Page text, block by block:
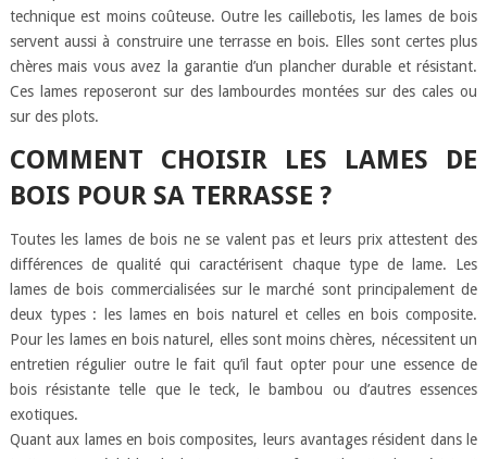
technique est moins coûteuse. Outre les caillebotis, les lames de bois
servent aussi à construire une terrasse en bois. Elles sont certes plus
chères mais vous avez la garantie d’un plancher durable et résistant.
Ces lames reposeront sur des lambourdes montées sur des cales ou
sur des plots.
COMMENT CHOISIR LES LAMES DE
BOIS POUR SA TERRASSE ?
Toutes les lames de bois ne se valent pas et leurs prix attestent des
différences de qualité qui caractérisent chaque type de lame. Les
lames de bois commercialisées sur le marché sont principalement de
deux types : les lames en bois naturel et celles en bois composite.
Pour les lames en bois naturel, elles sont moins chères, nécessitent un
entretien régulier outre le fait qu’il faut opter pour une essence de
bois résistante telle que le teck, le bambou ou d’autres essences
exotiques.
Quant aux lames en bois composites, leurs avantages résident dans le